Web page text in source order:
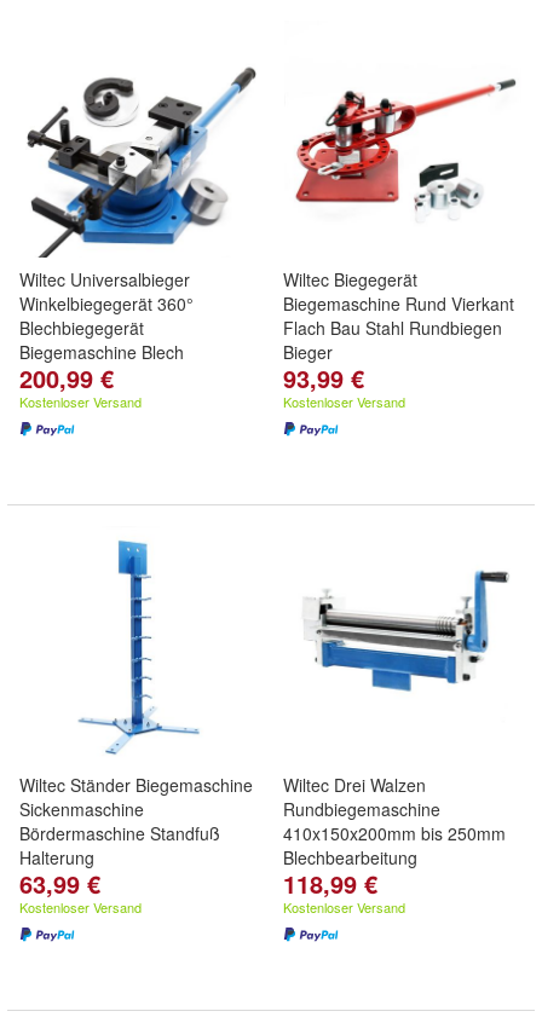
Wiltec Universalbieger
Winkelbiegegerät 360°
Blechbiegegerät
Biegemaschine Blech
200,99 €
Kostenloser Versand
Wiltec Biegegerät
Biegemaschine Rund Vierkant
Flach Bau Stahl Rundbiegen
Bieger
93,99 €
Kostenloser Versand
Wiltec Ständer Biegemaschine
Sickenmaschine
Bördermaschine Standfuß
Halterung
63,99 €
Kostenloser Versand
Wiltec Drei Walzen
Rundbiegemaschine
410x150x200mm bis 250mm
Blechbearbeitung
118,99 €
Kostenloser Versand